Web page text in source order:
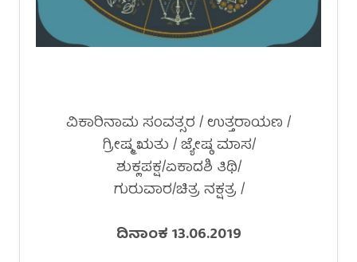
ವಿಕಾರಿನಾಮ ಸಂವತ್ಸರ / ಉತ್ತರಾಯಣ /
ಗ್ರೀಷ್ಮ ಋತು / ಜ್ಯೇಷ್ಠ ಮಾಸ/
ಶುಕ್ಲಪಕ್ಷ/ಏಕಾದಶಿ ತಿಥಿ/
ಗುರುವಾರ/ಚಿತ್ರ ನಕ್ಷತ್ರ /
ದಿನಾಂಕ 13.06.2019